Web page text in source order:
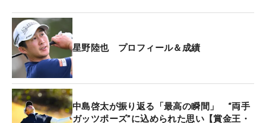
星野陸也 プロフィール＆成績
中島啓太が振り返る「最高の瞬間」 “両手
ガッツポーズ”に込められた思い【賞金王・